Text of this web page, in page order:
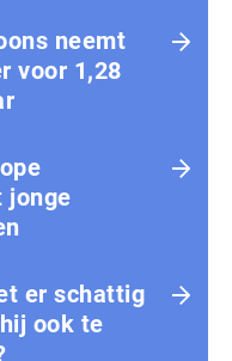
neemt
voor 1,28
jonge
er schattig
ook te